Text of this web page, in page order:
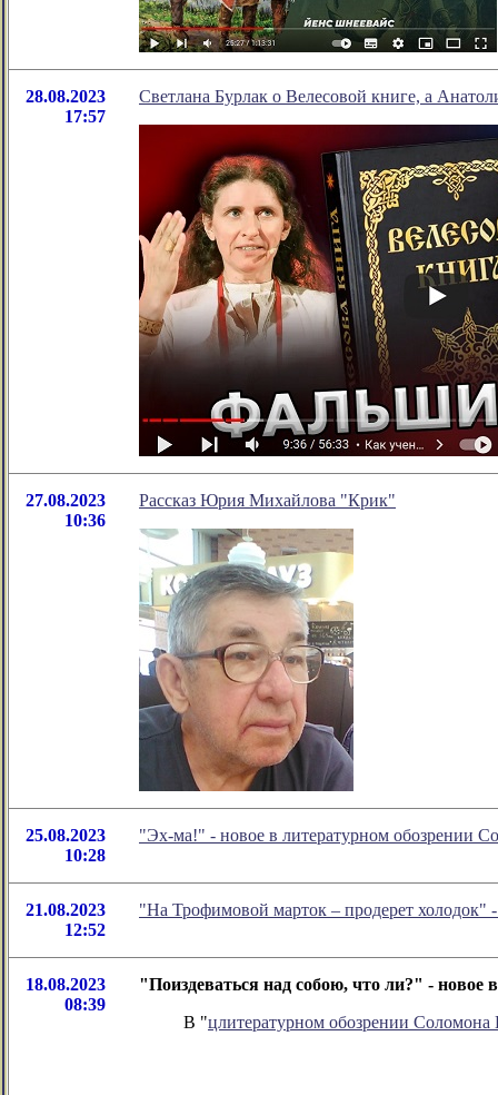
28.08.2023
17:57
Светлана Бурлак о Велесовой книге, а
27.08.2023
10:36
Рассказ Юрия Михайлова "Крик"
25.08.2023
10:28
"Эх-ма!" - новое в литературном обозрении
21.08.2023
12:52
"На Трофимовой марток – продерет
18.08.2023
08:39
"Поиздеваться над собою, что ли?" -
В "цлитературном обозрении